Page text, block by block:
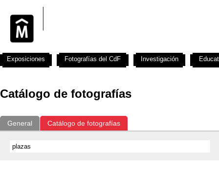
Catálogo de fotografías
General Catálogo de fotografías
Exposiciones Fotografías del CdF Investigación